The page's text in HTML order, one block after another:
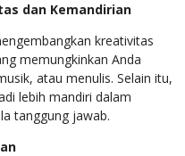
dan Kemandirian
kreativitas
memungkinkan Anda
atau menulis. Selain itu,
lebih mandiri dalam
tanggung jawab.